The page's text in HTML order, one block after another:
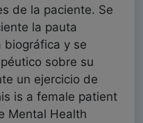
de la paciente. Se
la pauta
biográfica y se
sobre su
un ejercicio de
is a female patient
Mental Health